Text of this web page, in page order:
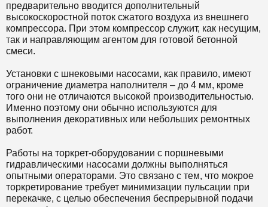
предварительно вводится дополнительный
высокоскоростной поток сжатого воздуха из внешнего
компрессора. При этом компрессор служит, как несущим,
так и направляющим агентом для готовой бетонной
смеси.
Установки с шнековыми насосами, как правило, имеют
ограничение диаметра наполнителя – до 4 мм, кроме
того они не отличаются высокой производительностью.
Именно поэтому они обычно используются для
выполнения декоративных или небольших ремонтных
работ.
Работы на торкрет-оборудовании с поршневыми
гидравлическими насосами должны выполняться
опытными операторами. Это связано с тем, что мокрое
торкретирование требует минимизации пульсации при
перекачке, с целью обеспечения беспрерывной подачи